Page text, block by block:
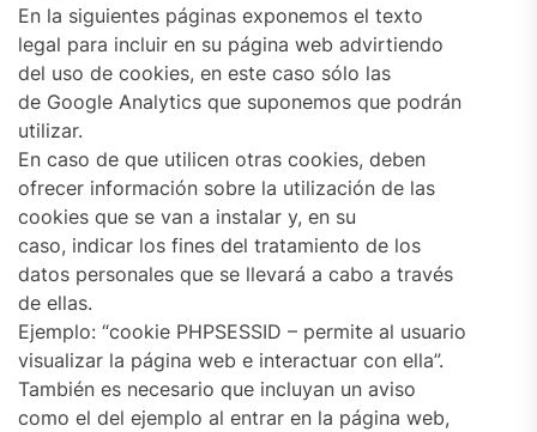
En la siguientes páginas exponemos el texto
legal para incluir en su página web advirtiendo
del uso de cookies, en este caso sólo las
de Google Analytics que suponemos que podrán
utilizar.
En caso de que utilicen otras cookies, deben
ofrecer información sobre la utilización de las
cookies que se van a instalar y, en su
caso, indicar los fines del tratamiento de los
datos personales que se llevará a cabo a través
de ellas.
Ejemplo: “cookie PHPSESSID – permite al usuario
visualizar la página web e interactuar con ella”.
También es necesario que incluyan un aviso
como el del ejemplo al entrar en la página web,